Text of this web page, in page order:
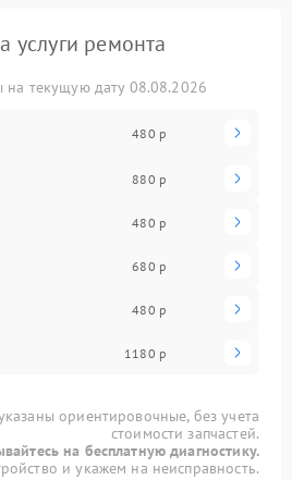
услуги ремонта
на текущую дату 08.08.2026
480 р
880 р
480 р
680 р
480 р
1180 р
ориентировочные, без учета
стоимости запчастей.
на бесплатную диагностику.
и укажем на неисправность.